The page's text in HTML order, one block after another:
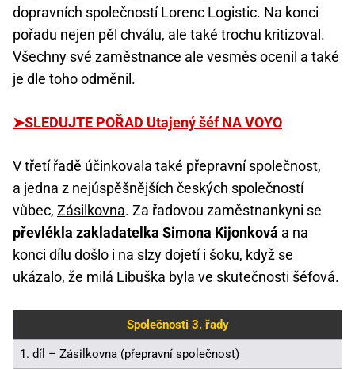
dopravních společností Lorenc Logistic. Na konci
pořadu nejen pěl chválu, ale také trochu kritizoval.
Všechny své zaměstnance ale vesměs ocenil a také
je dle toho odměnil.
➤SLEDUJTE POŘAD Utajený šéf NA VOYO
V třetí řadě účinkovala také přepravní společnost,
a jedna z nejúspěšnějších českých společností
vůbec, Zásilkovna. Za řadovou zaměstnankyni se
převlékla zakladatelka Simona Kijonková a na
konci dílu došlo i na slzy dojetí i šoku, když se
ukázalo, že milá Libuška byla ve skutečnosti šéfová.
Společnosti 3. řady
1. díl – Zásilkovna (přepravní společnost)